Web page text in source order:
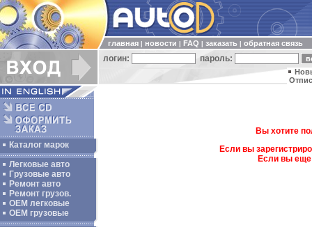
главная новости FAQ заказать обратная связь
логин: пароль:
Каталог марок
Легковые авто
Грузовые авто
Ремонт авто
Ремонт грузов.
ОЕМ легковые
OEM грузовые
Вы хотите
Если вы
Если вы еще